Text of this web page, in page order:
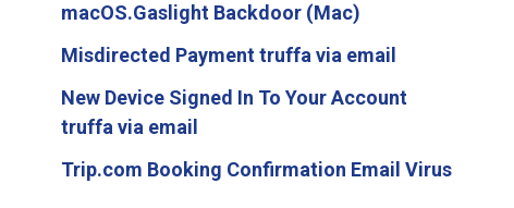
macOS.Gaslight Backdoor (Mac)
Misdirected Payment truffa via email
New Device Signed In To Your Account
truffa via email
Trip.com Booking Confirmation Email Virus